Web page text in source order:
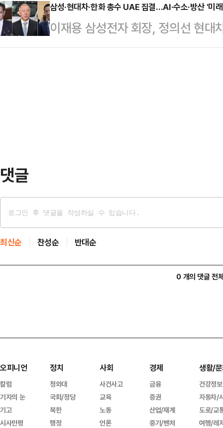
감독 조바른과 3년 열애 끝에 결혼
알렸다.
이가 김용태 국민의힘 의원이다. 거
적 역할을 맡은 뒤 보수 정치 차세
도부가 출범한 지 4개월, 정부·여
삼성·현대차·한화 총수 UAE 집결…AI·수소·방산 '미
이재용 삼성전자 회장, 정의선 현대
국내 주요 그룹 총수들이 아랍에미
댓글
최신순 찬성순 반대순
0 개의 댓글 전
오피니언
칼럼
기자의 눈
기고
시사만평
정치
청와대
국회/정당
북한
행정
사회
사건사고
교육
노동
언론
경제
금융
증권
산업/재계
중기/벤처
생활/
건강정보
자동차/
도로/교
여행/레